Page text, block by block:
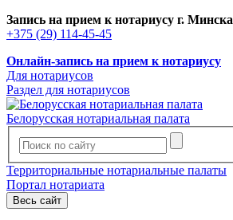
Запись на прием к нотариусу г. Минска
+375 (29) 114-45-45
Онлайн-запись на прием к нотариусу
Для нотариусов
Раздел для нотариусов
Белорусская нотариальная палата
Территориальные нотариальные палаты
Портал нотариата
Весь сайт